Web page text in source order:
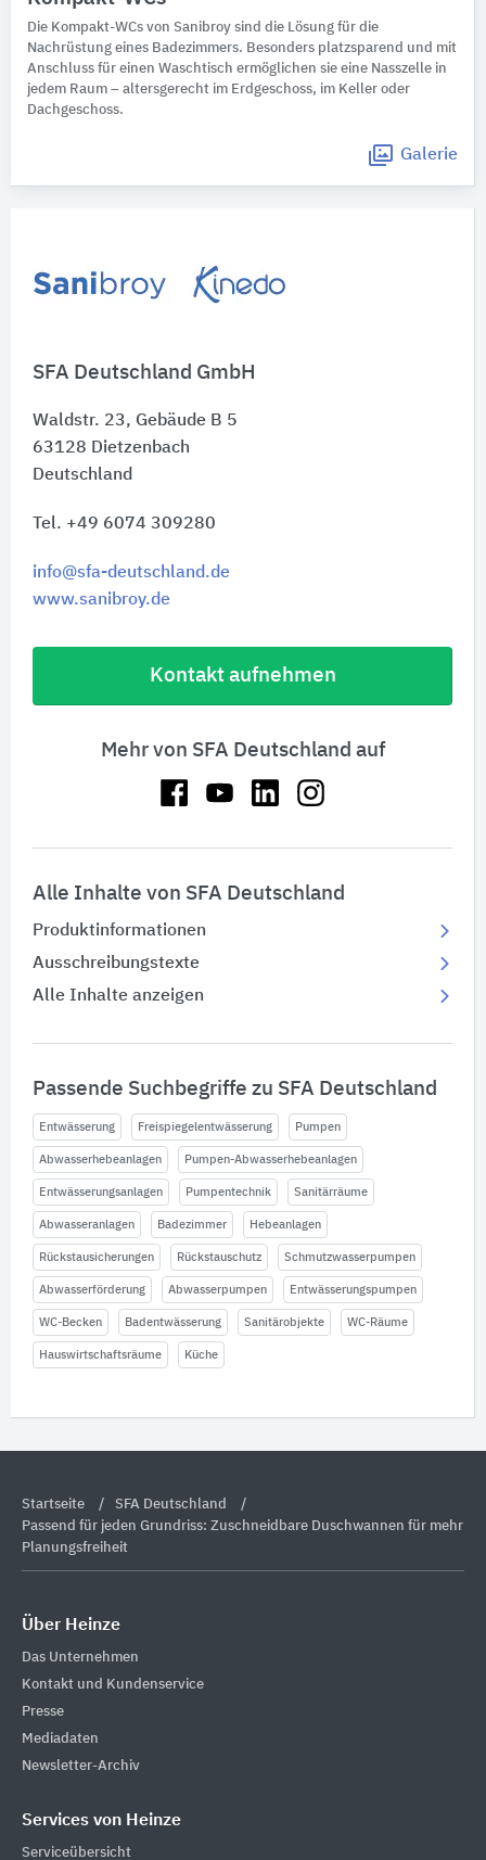
SFA Deutschland GmbH
Waldstr. 23, Gebäude B 5
63128 Dietzenbach
Deutschland
Tel. +49 6074 309280
info@sfa-deutschland.de
www.sanibroy.de
Kontakt aufnehmen
Mehr von SFA Deutschland auf
Alle Inhalte von SFA Deutschland
Produktinformationen
Ausschreibungstexte
Alle Inhalte anzeigen
Passende Suchbegriffe zu SFA Deutschland
Entwässerung Freispiegelentwässerung Pumpen
Abwasserhebeanlagen Pumpen-Abwasserhebeanlagen
Entwässerungsanlagen Pumpentechnik Sanitärräume
Abwasseranlagen Badezimmer Hebeanlagen
Rückstausicherungen Rückstauschutz Schmutzwasserpumpen
Abwasserförderung Abwasserpumpen Entwässerungspumpen
WC-Becken Badentwässerung Sanitärobjekte WC-Räume
Hauswirtschaftsräume Küche
Die Kompakt-WCs von Sanibroy sind die Lösung für die
Nachrüstung eines Badezimmers. Besonders platzsparend und mit
Anschluss für einen Waschtisch ermöglichen sie eine Nasszelle in
jedem Raum – altersgerecht im Erdgeschoss, im Keller oder
Dachgeschoss.
Galerie
Startseite
SFA Deutschland
Passend für jeden Grundriss: Zuschneidbare Duschwannen für mehr
Planungsfreiheit
Über Heinze
Das Unternehmen
Kontakt und Kundenservice
Presse
Mediadaten
Newsletter-Archiv
Services von Heinze
Serviceübersicht